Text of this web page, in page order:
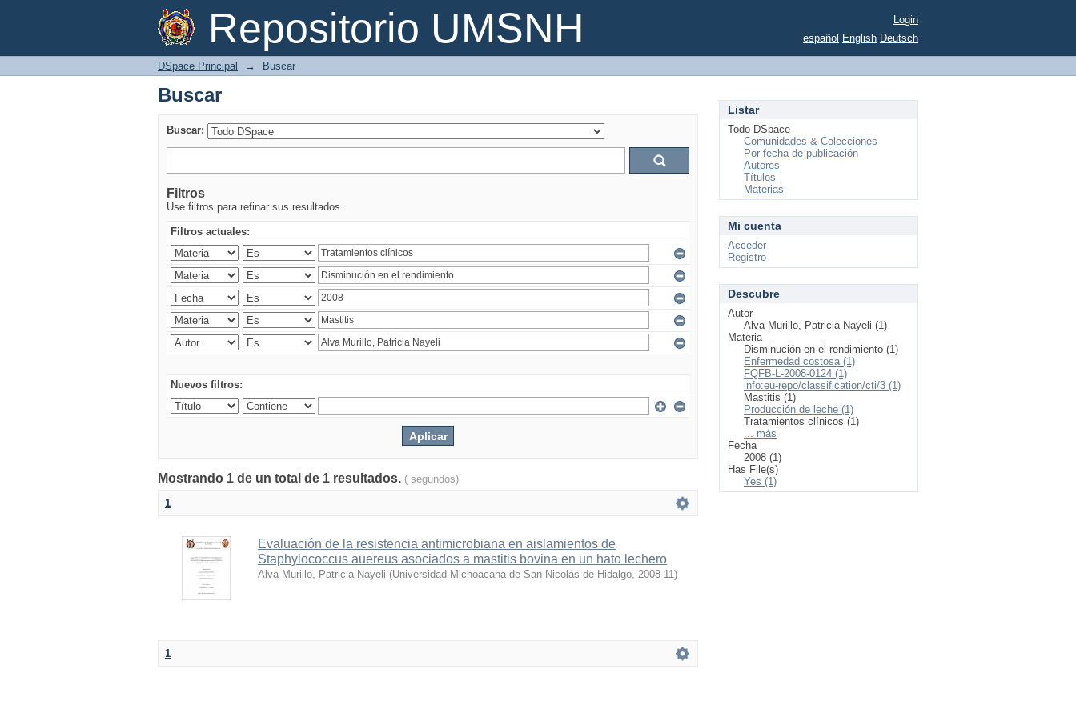
Repositorio UMSNH
Buscar
Login
español English Deutsch
DSpace Principal → Buscar
Buscar
Buscar:
Filtros
Use filtros para refinar sus resultados.
Filtros actuales:
Nuevos filtros:
Mostrando 1 de un total de 1 resultados. ( segundos)
1
Evaluación de la resistencia antimicrobiana en aislamientos de
Staphylococcus auereus asociados a mastitis bovina en un hato lechero
Alva Murillo, Patricia Nayeli (Universidad Michoacana de San Nicolás de Hidalgo, 2008-11)
1
Listar
Todo DSpace
Comunidades & Colecciones
Por fecha de publicación
Autores
Títulos
Materias
Mi cuenta
Acceder
Registro
Descubre
Autor
Alva Murillo, Patricia Nayeli (1)
Materia
Disminución en el rendimiento (1)
Enfermedad costosa (1)
FQFB-L-2008-0124 (1)
info:eu-repo/classification/cti/3 (1)
Mastitis (1)
Producción de leche (1)
Tratamientos clínicos (1)
... más
Fecha
2008 (1)
Has File(s)
Yes (1)